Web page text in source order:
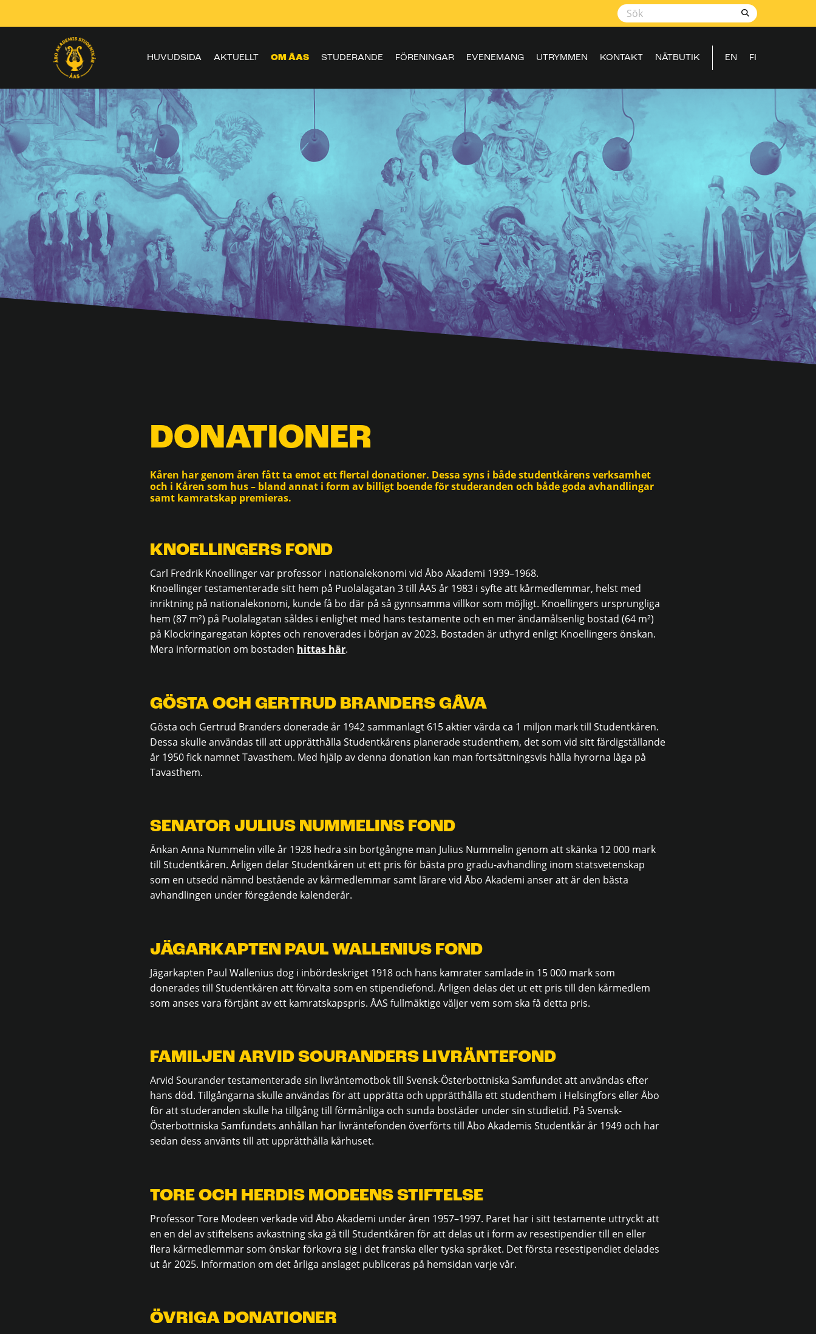
HUVUDSIDA AKTUELLT OM ÅAS STUDERANDE FÖRENINGAR EVENEMANG UTRYMMEN KONTAKT NÄTBUTIK EN FI
DONATIONER
Kåren har genom åren fått ta emot ett flertal donationer. Dessa syns i både studentkårens verksamhet
och i Kåren som hus – bland annat i form av billigt boende för studeranden och både goda avhandlingar
samt kamratskap premieras.
KNOELLINGERS FOND
Carl Fredrik Knoellinger var professor i nationalekonomi vid Åbo Akademi 1939–1968.
Knoellinger testamenterade sitt hem på Puolalagatan 3 till ÅAS år 1983 i syfte att kårmedlemmar, helst med
inriktning på nationalekonomi, kunde få bo där på så gynnsamma villkor som möjligt. Knoellingers ursprungliga
hem (87 m²) på Puolalagatan såldes i enlighet med hans testamente och en mer ändamålsenlig bostad (64 m²)
på Klockringaregatan köptes och renoverades i början av 2023. Bostaden är uthyrd enligt Knoellingers önskan.
Mera information om bostaden hittas här.
GÖSTA OCH GERTRUD BRANDERS GÅVA
Gösta och Gertrud Branders donerade år 1942 sammanlagt 615 aktier värda ca 1 miljon mark till Studentkåren.
Dessa skulle användas till att upprätthålla Studentkårens planerade studenthem, det som vid sitt färdigställande
år 1950 fick namnet Tavasthem. Med hjälp av denna donation kan man fortsättningsvis hålla hyrorna låga på
Tavasthem.
SENATOR JULIUS NUMMELINS FOND
Änkan Anna Nummelin ville år 1928 hedra sin bortgångne man Julius Nummelin genom att skänka 12 000 mark
till Studentkåren. Årligen delar Studentkåren ut ett pris för bästa pro gradu-avhandling inom statsvetenskap
som en utsedd nämnd bestående av kårmedlemmar samt lärare vid Åbo Akademi anser att är den bästa
avhandlingen under föregående kalenderår.
JÄGARKAPTEN PAUL WALLENIUS FOND
Jägarkapten Paul Wallenius dog i inbördeskriget 1918 och hans kamrater samlade in 15 000 mark som
donerades till Studentkåren att förvalta som en stipendiefond. Årligen delas det ut ett pris till den kårmedlem
som anses vara förtjänt av ett kamratskapspris. ÅAS fullmäktige väljer vem som ska få detta pris.
FAMILJEN ARVID SOURANDERS LIVRÄNTEFOND
Arvid Sourander testamenterade sin livräntemotbok till Svensk-Österbottniska Samfundet att användas efter
hans död. Tillgångarna skulle användas för att upprätta och upprätthålla ett studenthem i Helsingfors eller Åbo
för att studeranden skulle ha tillgång till förmånliga och sunda bostäder under sin studietid. På Svensk-
Österbottniska Samfundets anhållan har livräntefonden överförts till Åbo Akademis Studentkår år 1949 och har
sedan dess använts till att upprätthålla kårhuset.
TORE OCH HERDIS MODEENS STIFTELSE
Professor Tore Modeen verkade vid Åbo Akademi under åren 1957–1997. Paret har i sitt testamente uttryckt att
en en del av stiftelsens avkastning ska gå till Studentkåren för att delas ut i form av resestipendier till en eller
flera kårmedlemmar som önskar förkovra sig i det franska eller tyska språket. Det första resestipendiet delades
ut år 2025. Information om det årliga anslaget publiceras på hemsidan varje vår.
ÖVRIGA DONATIONER